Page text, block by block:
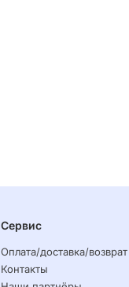
Сервис
Оплата/доставка/возврат
Контакты